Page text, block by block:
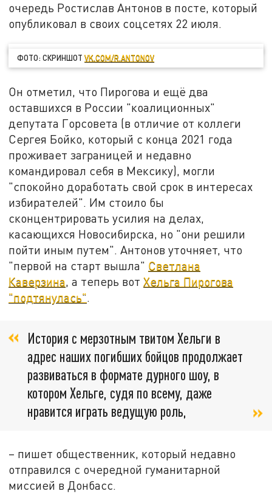
очередь Ростислав Антонов в посте, который
опубликовал в своих соцсетях 22 июля.
ФОТО: СКРИНШОТVK.COM/R.ANTONOV
Он отметил, что Пирогова и ещё два
оставшихся в России "коалиционных"
депутата Горсовета (в отличие от коллеги
Сергея Бойко, который с конца 2021 года
проживает заграницей и недавно
командировал себя в Мексику), могли
"спокойно доработать свой срок в интересах
избирателей". Им стоило бы
сконцентрировать усилия на делах,
касающихся Новосибирска, но "они решили
пойти иным путем". Антонов уточняет, что
"первой на старт вышла" Светлана
Каверзина, а теперь вотХельга Пирогова
"подтянулась".
История с мерзотным твитом Хельги в
адрес наших погибших бойцов продолжает
развиваться в формате дурного шоу, в
котором Хельге, судя по всему, даже
нравится играть ведущую роль,
– пишет общественник, который недавно
отправился с очередной гуманитарной
миссией в Донбасс.